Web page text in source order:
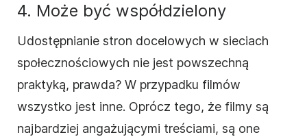
4. Może być współdzielony
Udostępnianie stron docelowych w sieciach
społecznościowych nie jest powszechną
praktyką, prawda? W przypadku filmów
wszystko jest inne. Oprócz tego, że filmy są
najbardziej angażującymi treściami, są one